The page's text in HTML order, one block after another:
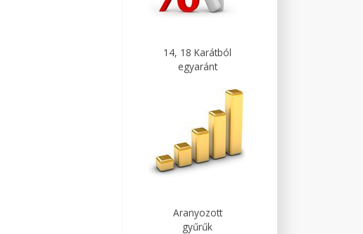
14, 18 Karátból
egyaránt
Aranyozott
gyűrűk